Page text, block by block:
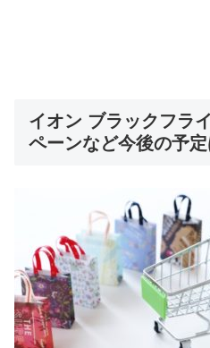
イオン ブラックフラ
ペーンなど今後の予定